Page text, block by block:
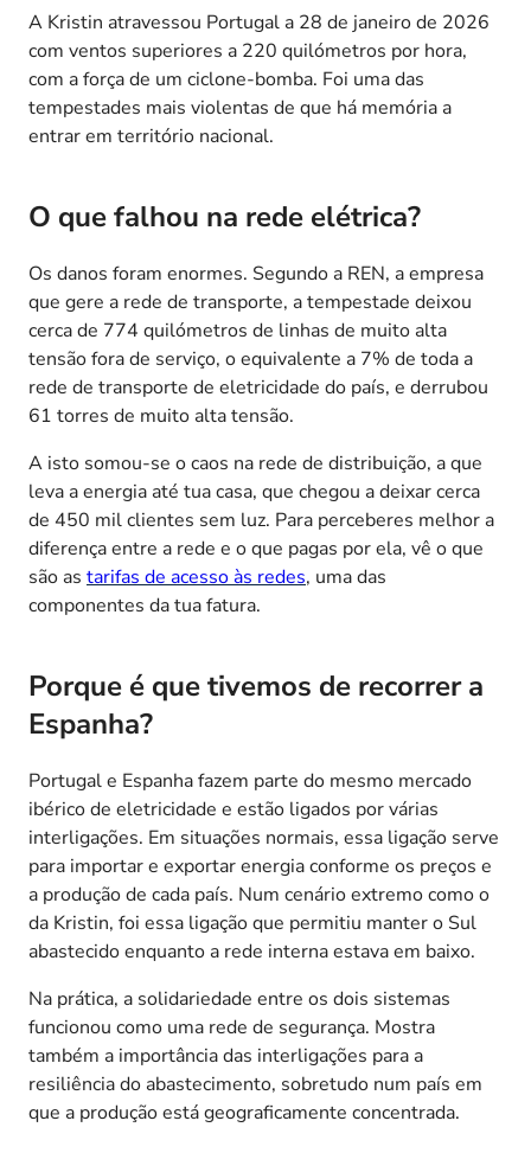
A Kristin atravessou Portugal a 28 de janeiro de 2026
com ventos superiores a 220 quilómetros por hora,
com a força de um ciclone-bomba. Foi uma das
tempestades mais violentas de que há memória a
entrar em território nacional.
O que falhou na rede elétrica?
Os danos foram enormes. Segundo a REN, a empresa
que gere a rede de transporte, a tempestade deixou
cerca de 774 quilómetros de linhas de muito alta
tensão fora de serviço, o equivalente a 7% de toda a
rede de transporte de eletricidade do país, e derrubou
61 torres de muito alta tensão.
A isto somou-se o caos na rede de distribuição, a que
leva a energia até tua casa, que chegou a deixar cerca
de 450 mil clientes sem luz. Para perceberes melhor a
diferença entre a rede e o que pagas por ela, vê o que
são as tarifas de acesso às redes, uma das
componentes da tua fatura.
Porque é que tivemos de recorrer a
Espanha?
Portugal e Espanha fazem parte do mesmo mercado
ibérico de eletricidade e estão ligados por várias
interligações. Em situações normais, essa ligação serve
para importar e exportar energia conforme os preços e
a produção de cada país. Num cenário extremo como o
da Kristin, foi essa ligação que permitiu manter o Sul
abastecido enquanto a rede interna estava em baixo.
Na prática, a solidariedade entre os dois sistemas
funcionou como uma rede de segurança. Mostra
também a importância das interligações para a
resiliência do abastecimento, sobretudo num país em
que a produção está geograficamente concentrada.